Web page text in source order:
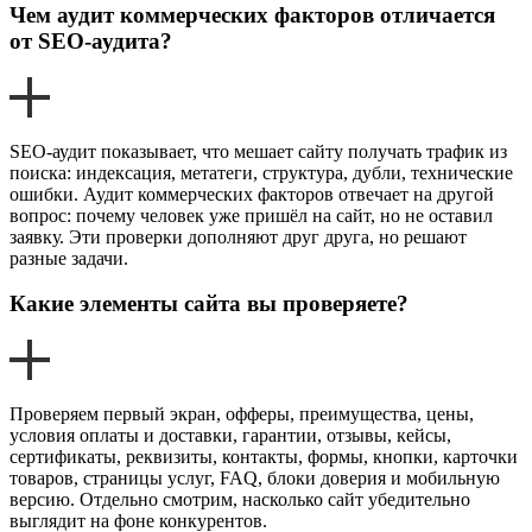
Чем аудит коммерческих факторов отличается
от SEO-аудита?
SEO-аудит показывает, что мешает сайту получать трафик из
поиска: индексация, метатеги, структура, дубли, технические
ошибки. Аудит коммерческих факторов отвечает на другой
вопрос: почему человек уже пришёл на сайт, но не оставил
заявку. Эти проверки дополняют друг друга, но решают
разные задачи.
Какие элементы сайта вы проверяете?
Проверяем первый экран, офферы, преимущества, цены,
условия оплаты и доставки, гарантии, отзывы, кейсы,
сертификаты, реквизиты, контакты, формы, кнопки, карточки
товаров, страницы услуг, FAQ, блоки доверия и мобильную
версию. Отдельно смотрим, насколько сайт убедительно
выглядит на фоне конкурентов.